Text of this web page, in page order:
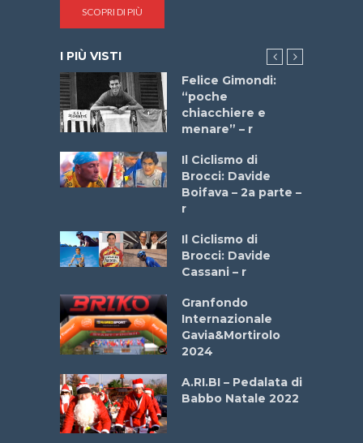
SCOPRI DI PIÙ
I PIÙ VISTI
Felice Gimondi:
“poche
chiacchiere e
menare” – r
Il Ciclismo di
Brocci: Davide
Boifava – 2a parte –
r
Il Ciclismo di
Brocci: Davide
Cassani – r
Granfondo
Internazionale
Gavia&Mortirolo
2024
A.RI.BI – Pedalata di
Babbo Natale 2022